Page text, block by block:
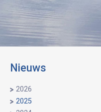
Nieuws
2026
2025